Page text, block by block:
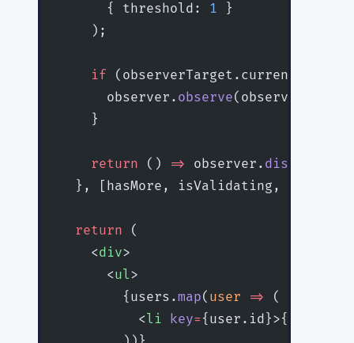
      { threshold:
1 }
    );
    if
(observerTarget.current) {
      observer.
observe
    }
    return
() => observer. disconnect
}, [hasMore, isValidating, size,
  return
(
    <
div>
      <
ul>
        {users.
map( user => (
          <
li key=